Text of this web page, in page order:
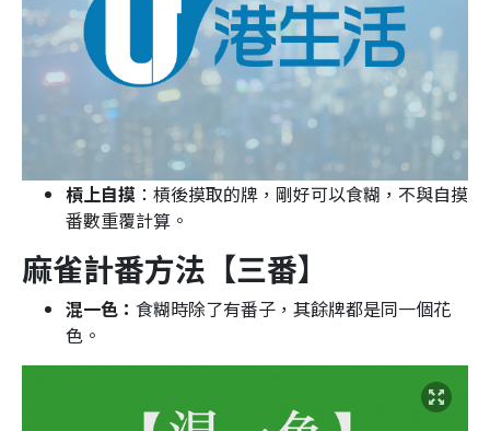
槓上自摸 ：槓後摸取的牌，剛好可以食糊，不與自摸
番數重覆計算。
麻雀計番方法 【三番】
混一色： 食糊時除了有番子，其餘牌都是同一個花
色。